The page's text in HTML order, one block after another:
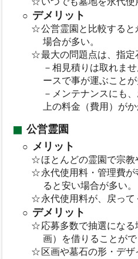
デメリット
公営霊園と比較する
場合が多い。
最大の問題点は、指定
－相見積りは取れま
ースで事が運ぶことが
－メンテナンスにも
上の料金（費用）が
公営霊園
メリット
ほとんどの霊園で宗教
永代使用料・管理費
ると安い場合が多い。
永代使用料が、戻って
デメリット
応募多数で抽選にな
画）を借りることがで
区画や墓石の形・デ